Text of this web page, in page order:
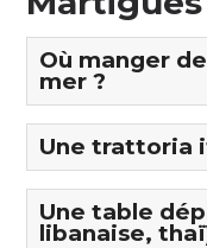
Où manger
mer ?
Une trattoria
Une table
libanaise,